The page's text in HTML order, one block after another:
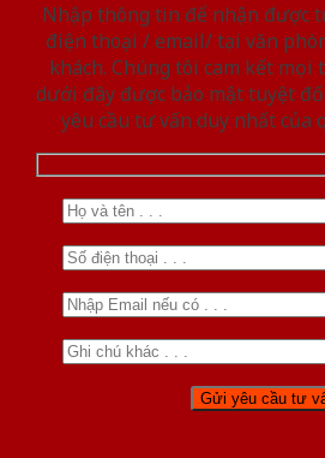
Nhập thông tin để nhận được
điện thoại / email/ tại văn
khách. Chúng tôi cam kết mọi
dưới đây được bảo mật tuyệt đối
yêu cầu tư vấn duy nhất của